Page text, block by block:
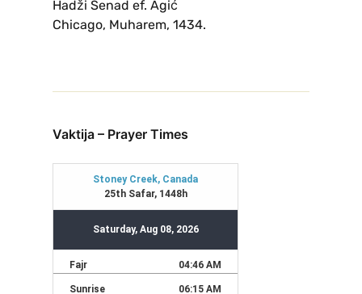
Hadži Senad ef. Agić
Chicago, Muharem, 1434.
Vaktija – Prayer Times